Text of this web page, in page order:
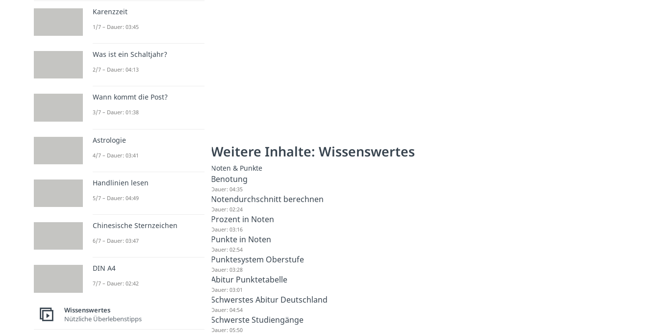
Weitere Inhalte: Wissenswertes
Noten & Punkte
Benotung
Dauer: 04:35
Notendurchschnitt berechnen
Dauer: 02:24
Prozent in Noten
Dauer: 03:16
Punkte in Noten
Dauer: 02:54
Punktesystem Oberstufe
Dauer: 03:28
Abitur Punktetabelle
Dauer: 03:01
Schwerstes Abitur Deutschland
Dauer: 04:54
Schwerste Studiengänge
Dauer: 05:50
Karenzzeit
1/7 – Dauer: 03:45
Was ist ein Schaltjahr?
2/7 – Dauer: 04:13
Wann kommt die Post?
3/7 – Dauer: 01:38
Astrologie
4/7 – Dauer: 03:41
Handlinien lesen
5/7 – Dauer: 04:49
Chinesische Sternzeichen
6/7 – Dauer: 03:47
DIN A4
7/7 – Dauer: 02:42
Wissenswertes
Nützliche Überlebenstipps